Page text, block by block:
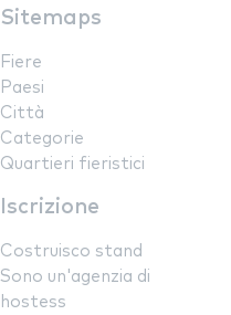
Sitemaps
Fiere
Paesi
Città
Categorie
Quartieri fieristici
Iscrizione
Costruisco stand
Sono un'agenzia di
hostess